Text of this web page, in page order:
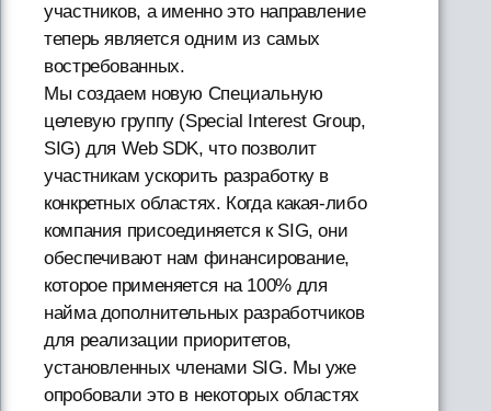
участников, а именно это направление
теперь является одним из самых
востребованных.
Мы создаем новую Специальную
целевую группу (Special Interest Group,
SIG) для Web SDK, что позволит
участникам ускорить разработку в
конкретных областях. Когда какая-либо
компания присоединяется к SIG, они
обеспечивают нам финансирование,
которое применяется на 100% для
найма дополнительных разработчиков
для реализации приоритетов,
установленных членами SIG. Мы уже
опробовали это в некоторых областях